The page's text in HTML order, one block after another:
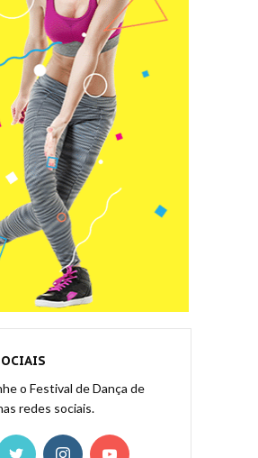
o Festival de Dança de
redes sociais.